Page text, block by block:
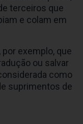
terceiros que
e colam em
, por exemplo, que
ou salvar
como
suprimentos de